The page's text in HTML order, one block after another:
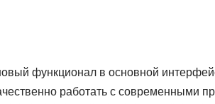
функционал в основной
работать с современными